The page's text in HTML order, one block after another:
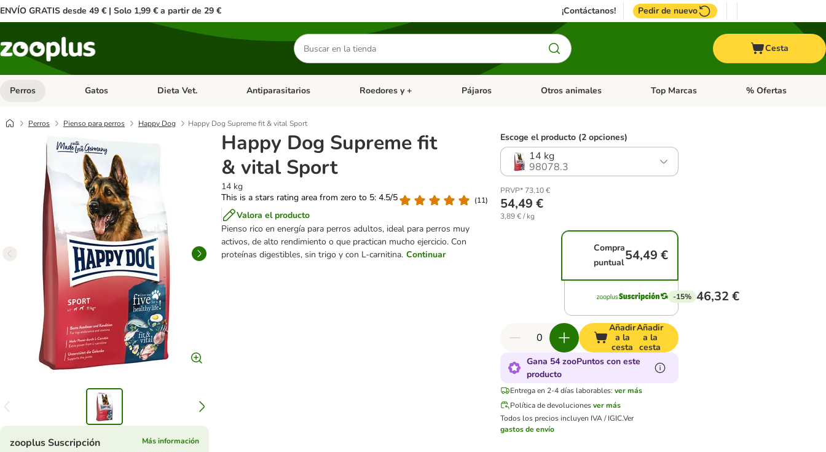
ENVÍO GRATIS desde 49 € | Solo 1,99 € a partir de 29 € ¡Contáctanos! Pedir de nuevo
Buscar
productos
Cesta
Perros Menú de categoria abierto: Perros
Gatos Menú de categoria abierto: Gatos
Dieta Vet. Menú de categoria abierto: Dieta Vet.
Antiparasitarios Menú de categoria abierto: Antiparasitarios
Roedores y + Menú de categoria abierto: Roedores y +
Pájaros Menú de categoria abierto: Pájaros
Otros animales Menú de categoria abierto: Otros animales
Top Marcas Menú de categoria
% Ofertas
Perros Pienso para perros Happy Dog Happy Dog Supreme fit & vital Sport
Happy Dog Supreme fit
& vital Sport
14 kg
This is a stars rating area from zero to 5: 4.5/5
(11)
Valora el producto
Pienso rico en energía para perros adultos, ideal para perros muy
activos, de alto rendimiento o que practican mucho ejercicio. Con
proteínas digestibles, sin trigo y con L-carnitina. Continuar
zooplus Suscripción
Más información
Escoge el producto (2 opciones)
14 kg
98078.3
PRVP* 73,10 €
54,49 €
3,89 € / kg
Compra
puntual54,49 €
-15% 46,32 €
Añadir
a la
cesta
Añadir
a la
cesta
Gana 54 zooPuntos con este
producto
Entrega en 2-4 días laborables: ver más
Política de devolucionesver más
Todos los precios incluyen IVA / IGIC.Ver
gastos de envío